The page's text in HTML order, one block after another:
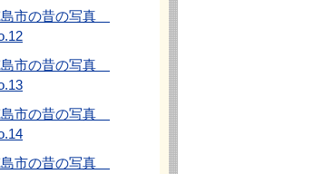
市の昔の写真
市の昔の写真
市の昔の写真
市の昔の写真